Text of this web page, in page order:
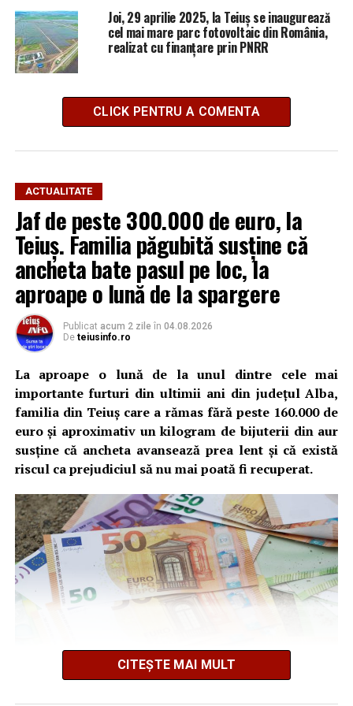
Joi, 29 aprilie 2025, la Teiuș se inaugurează
cel mai mare parc fotovoltaic din România,
realizat cu finanțare prin PNRR
CLICK PENTRU A COMENTA
ACTUALITATE
Jaf de peste 300.000 de euro, la
Teiuș. Familia păgubită susține că
ancheta bate pasul pe loc, la
aproape o lună de la spargere
Publicat acum 2 zile în 04.08.2026
De teiusinfo.ro
La aproape o lună de la unul dintre cele mai
importante furturi din ultimii ani din județul Alba,
familia din Teiuș care a rămas fără peste 160.000 de
euro și aproximativ un kilogram de bijuterii din aur
susține că ancheta avansează prea lent și că există
riscul ca prejudiciul să nu mai poată fi recuperat.
CITEȘTE MAI MULT